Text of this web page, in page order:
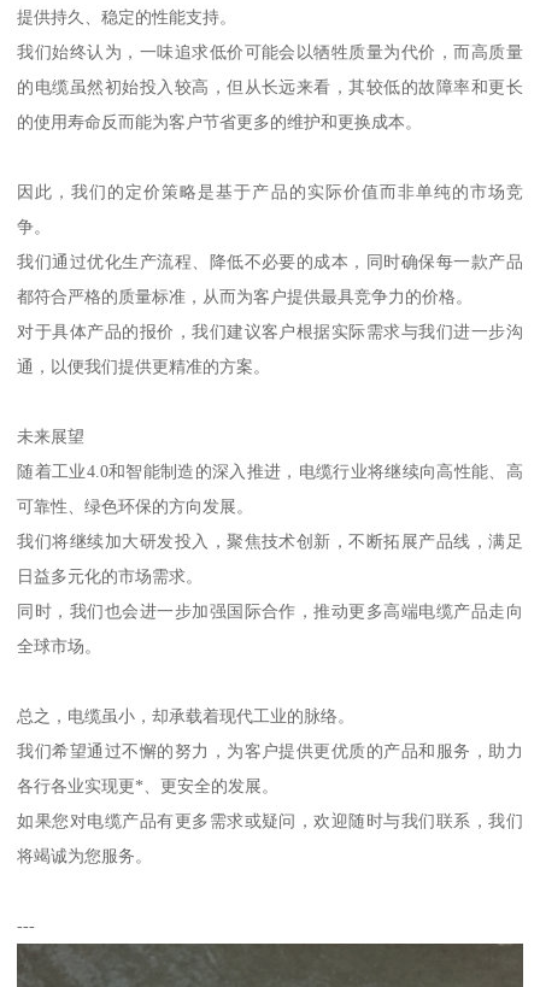
提供持久、稳定的性能支持。
我们始终认为，一味追求低价可能会以牺牲质量为代价，而高质量
的电缆虽然初始投入较高，但从长远来看，其较低的故障率和更长
的使用寿命反而能为客户节省更多的维护和更换成本。
因此，我们的定价策略是基于产品的实际价值而非单纯的市场竞
争。
我们通过优化生产流程、降低不必要的成本，同时确保每一款产品
都符合严格的质量标准，从而为客户提供最具竞争力的价格。
对于具体产品的报价，我们建议客户根据实际需求与我们进一步沟
通，以便我们提供更精准的方案。
未来展望
随着工业4.0和智能制造的深入推进，电缆行业将继续向高性能、高
可靠性、绿色环保的方向发展。
我们将继续加大研发投入，聚焦技术创新，不断拓展产品线，满足
日益多元化的市场需求。
同时，我们也会进一步加强国际合作，推动更多高端电缆产品走向
全球市场。
总之，电缆虽小，却承载着现代工业的脉络。
我们希望通过不懈的努力，为客户提供更优质的产品和服务，助力
各行各业实现更*、更安全的发展。
如果您对电缆产品有更多需求或疑问，欢迎随时与我们联系，我们
将竭诚为您服务。
---